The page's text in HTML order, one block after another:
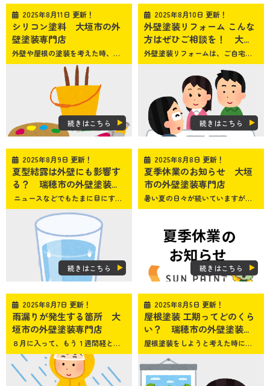
2025年8月11日 更新！
シリコン塗料 大垣市の外
壁塗装専門店
外壁や屋根の塗装を考えた時、使用する塗料に何を使うかは重要なポイントです
続きはこちら
2025年8月10日 更新！
外壁塗装リフォーム こんな
方はぜひご相談を！ 大...
外壁塗装リフォームは、ご自宅の見た目の美しさを整えるだけでなく、家を守り、快適な生活を続けるために重要な役割を果たします
続きはこちら
2025年8月9日 更新！
夏型結露は外壁にも影響す
る？ 瑞穂市の外壁塗装...
ニュースなどでもたまに目にする「夏型結露」。結露するのは冬だけでなく、夏にも注意が必要です
続きはこちら
2025年8月8日 更新！
夏季休業のお知らせ 大垣
市の外壁塗装専門店
暑い夏の日々が続いていますが、みなさま体調は崩されたりしていないですか？ 大垣市・瑞穂市・安八・揖斐・本巣市のみなさまこんにちは！岐阜県大垣市の外壁塗装・屋根塗装専門店 SUNペイントです
続きはこちら
2025年8月7日 更新！
雨漏りが発生する箇所 大
垣市の外壁塗装専門店
８月に入って、もう１週間経とうとしてます。夏休みも残り約半分！という折り返し地点ですね
2025年8月5日 更新！
屋根塗装 工期ってどのくら
い？ 瑞穂市の外壁塗装...
屋根塗装をしようと考えた時に、まず気になるのが「工期」ではないでしょうか